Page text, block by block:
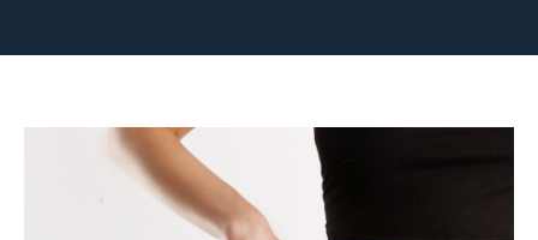
分子栄養学「金子メソッド（Kan
eko’s method）とは？血液デー
タ解析に基づく個別化栄養療法」
子供の栄養「現代の子どもたち
必要なビタミンB群：その重要
と効果的な摂取方法」
2024.08.26